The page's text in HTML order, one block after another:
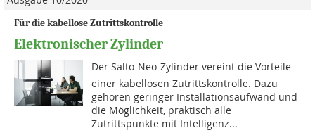
Für die kabellose Zutrittskontrolle
Elektronischer Zylinder
Der Salto-Neo-Zylinder vereint die Vorteile
einer kabellosen Zutrittskontrolle. Dazu
gehören geringer Installationsaufwand und
die Möglichkeit, praktisch alle
Zutrittspunkte mit Intelligenz...